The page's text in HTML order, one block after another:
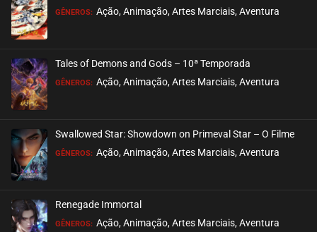
GÊNEROS: Ação, Animação, Artes Marciais, Aventura
Tales of Demons and Gods – 10ª Temporada
GÊNEROS: Ação, Animação, Artes Marciais, Aventura
Swallowed Star: Showdown on Primeval Star – O Filme
GÊNEROS: Ação, Animação, Artes Marciais, Aventura
Renegade Immortal
GÊNEROS: Ação, Animação, Artes Marciais, Aventura